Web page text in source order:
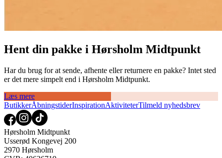
Hent din pakke i Hørsholm Midtpunkt
Har du brug for at sende, afhente eller returnere en pakke? Intet sted
er det mere simpelt end i Hørsholm Midtpunkt.
Læs mere
ButikkerÅbningstiderInspirationAktiviteterTilmeld nyhedsbrev
Hørsholm Midtpunkt
Usserød Kongevej 200
2970 Hørsholm